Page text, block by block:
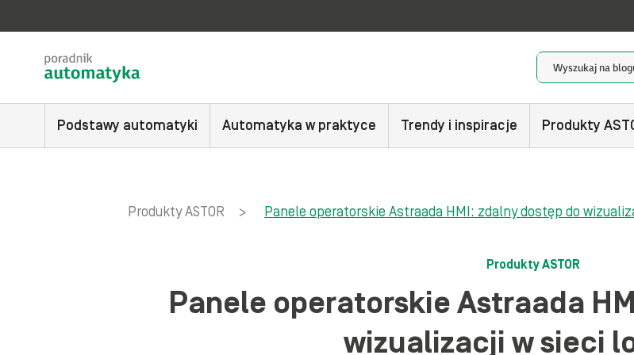
Podstawy automatyki Automatyka w praktyce Trendy i inspiracje Produkty
Produkty ASTOR > Panele operatorskie Astraada HMI: zdalny dostęp do
Produkty ASTOR
Panele operatorskie Astraada
wizualizacji w sieci